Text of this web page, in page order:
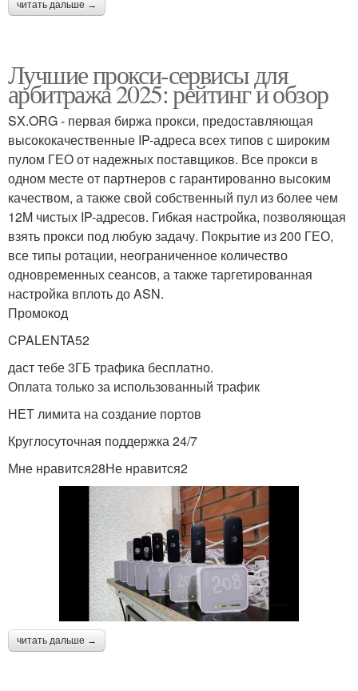
читать дальше →
Лучшие прокси-сервисы для
арбитража 2025: рейтинг и обзор
SX.ORG - первая биржа прокси, предоставляющая
высококачественные IP-адреса всех типов с широким
пулом ГЕО от надежных поставщиков. Все прокси в
одном месте от партнеров с гарантированно высоким
качеством, а также свой собственный пул из более чем
12M чистых IP-адресов. Гибкая настройка, позволяющая
взять прокси под любую задачу. Покрытие из 200 ГЕО,
все типы ротации, неограниченное количество
одновременных сеансов, а также таргетированная
настройка вплоть до ASN.
Промокод
CPALENTA52
даст тебе 3ГБ трафика бесплатно.
Оплата только за использованный трафик
НЕТ лимита на создание портов
Круглосуточная поддержка 24/7
Мне нравится28Не нравится2
читать дальше →